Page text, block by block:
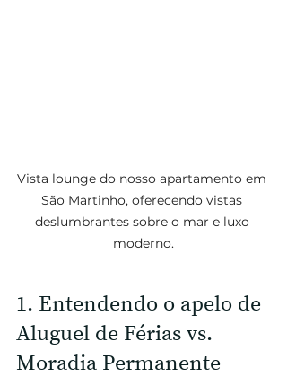
Vista lounge do nosso apartamento em
São Martinho, oferecendo vistas
deslumbrantes sobre o mar e luxo
moderno.
1. Entendendo o apelo de
Aluguel de Férias vs.
Moradia Permanente